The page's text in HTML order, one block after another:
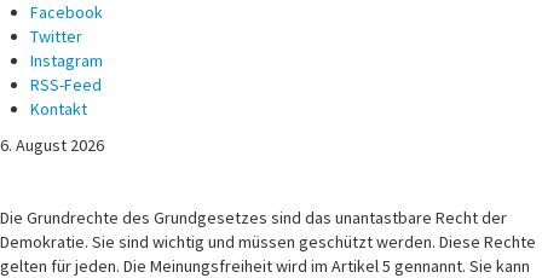
Facebook
Twitter
Instagram
RSS-Feed
Kontakt
6. August 2026
Michael Voß
Journalist und Christ
Die Grundrechte des Grundgesetzes sind das unantastbare Recht der
Demokratie. Sie sind wichtig und müssen geschützt werden. Diese Rechte
gelten für jeden. Die Meinungsfreiheit wird im Artikel 5 gennannt. Sie kann